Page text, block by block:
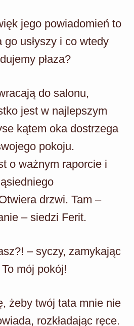
jego powiadomień to
go usłyszy i co wtedy
płaza?
do salonu,
jest w najlepszym
kątem oka dostrzega
pokoju.
o ważnym raporcie i
drzwi. Tam –
– siedzi Ferit.
– syczy, zamykając
mój pokój!
żeby twój tata mnie nie
rozkładając ręce.